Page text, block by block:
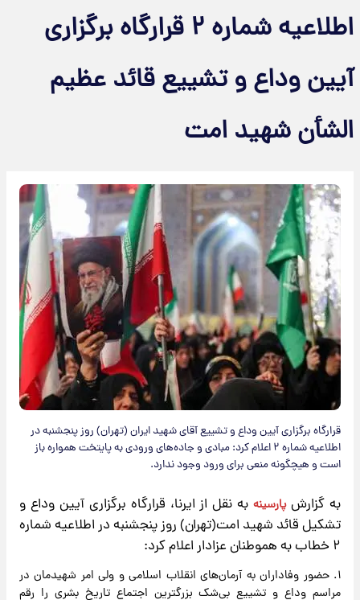
اطلاعیه شماره ۲ قرارگاه برگزاری
آیین وداع و تشییع قائد عظیم
الشأن شهید امت
قرارگاه برگزاری آیین وداع و تشییع آقای شهید ایران (تهران) روز پنجشنبه در
اطلاعیه شماره ۲ اعلام کرد: مبادی و جاده‌های ورودی به پایتخت همواره باز
است و هیچگونه منعی برای ورود وجود ندارد.
به گزارش پارسینهبه نقل از ایرنا، قرارگاه برگزاریآیین وداع و
تشکیل قائد شهید امت(تهران) روز پنجشنبه در اطلاعیه شماره
۲ خطاب به هموطنان عزادار اعلام کرد:
۱. حضور وفاداران به آرمان‌های انقلاب اسلامی و ولی امر شهیدمان در
مراسم وداع و تشییع بی‌شک بزرگترین اجتماع تاریخ بشری را رقم